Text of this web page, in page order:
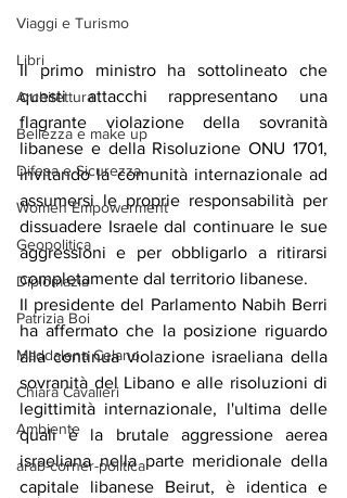
Viaggi e Turismo
Libri
Architettura
Bellezza e make up
Difesa e Sicurezza
Women Empowerment
Geopolitica
Diplomazia
Patrizia Boi
Maddalena Celano
Chiara Cavalieri
Ambiente
arab-corner-politica
Il primo ministro ha sottolineato che
questi attacchi rappresentano una
flagrante violazione della sovranità
libanese e della Risoluzione ONU 1701,
invitando la comunità internazionale ad
assumersi le proprie responsabilità per
dissuadere Israele dal continuare le sue
aggressioni e per obbligarlo a ritirarsi
completamente dal territorio libanese.
Il presidente del Parlamento Nabih Berri
ha affermato che la posizione riguardo
alla continua violazione israeliana della
sovranità del Libano e alle risoluzioni di
legittimità internazionale, l'ultima delle
quali è la brutale aggressione aerea
israeliana nella parte meridionale della
capitale libanese Beirut, è identica e